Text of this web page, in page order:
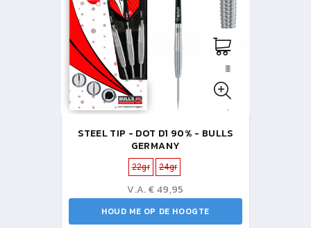
STEEL TIP - DOT D1 90% - BULLS
GERMANY
22gr 24gr
V.A. € 49,95
HOUD ME OP DE HOOGTE